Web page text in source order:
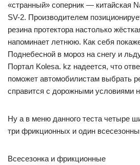
«странный» соперник — китайская
SV-2. Производителем
резина протектора настолько
напоминает летнюю. Как себя
Поднебесной в мороз на снегу и
Портал Kolesa. kz надеется, что
поможет автомобилистам выбрать
справится с дорожными условиями
Ну а в меню данного теста четыре
три фрикционных и один
Всесезонка и фрикционные